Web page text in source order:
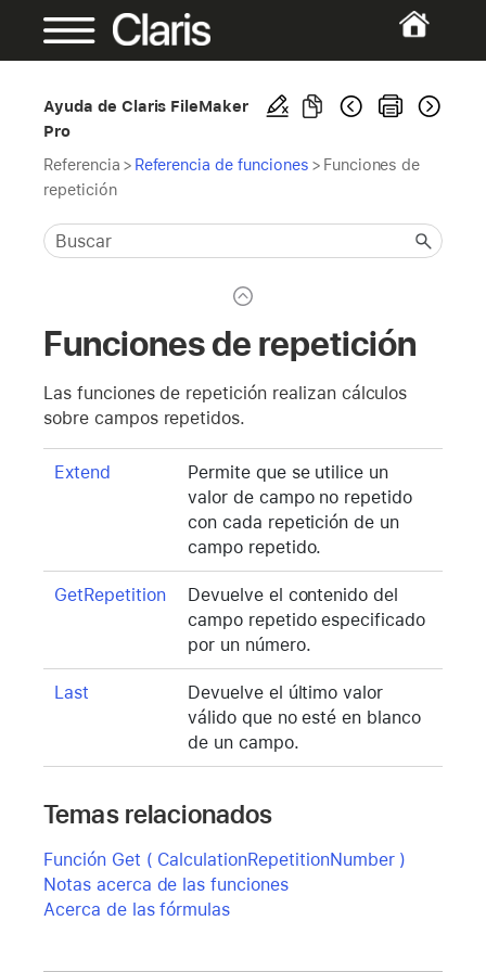
Ayuda de Claris FileMaker
Pro
Referencia > Referencia de funciones > Funciones de
repetición
Funciones de repetición
Las funciones de repetición realizan cálculos
sobre campos repetidos.
Extend
Permite que se utilice un
valor de campo no repetido
con cada repetición de un
campo repetido.
GetRepetition
Devuelve el contenido del
campo repetido especificado
por un número.
Last
Devuelve el último valor
válido que no esté en blanco
de un campo.
Temas relacionados
Función Get ( CalculationRepetitionNumber )
Notas acerca de las funciones
Acerca de las fórmulas